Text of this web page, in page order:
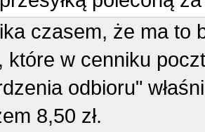
czasem, że ma to
które w cenniku
odbioru"
8,50 zł.